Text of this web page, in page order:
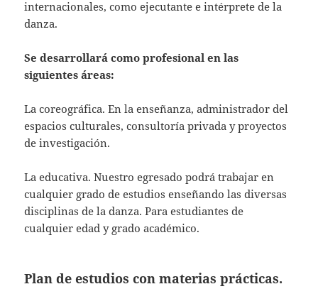
internacionales, como ejecutante e intérprete de la
danza.
Se desarrollará como profesional en las
siguientes áreas:
La coreográfica. En la enseñanza, administrador del
espacios culturales, consultoría privada y proyectos
de investigación.
La educativa. Nuestro egresado podrá trabajar en
cualquier grado de estudios enseñando las diversas
disciplinas de la danza. Para estudiantes de
cualquier edad y grado académico.
Plan de estudios con materias prácticas.